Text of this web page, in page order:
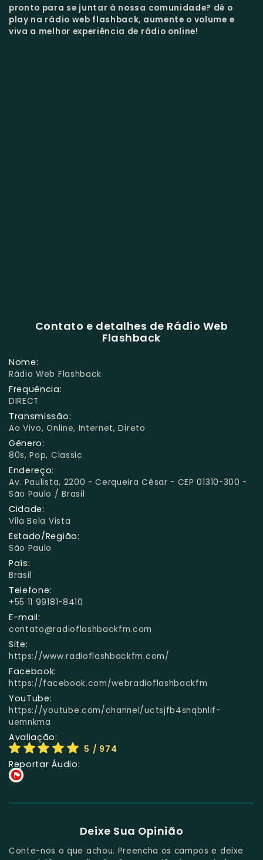
pronto para se juntar à nossa comunidade? dê o
play na rádio web flashback, aumente o volume e
viva a melhor experiência de rádio online!
Contato e detalhes de Rádio Web
Flashback
Nome:
Rádio Web Flashback
Frequência:
DIRECT
Transmissão:
Ao Vivo, Online, Internet, Direto
Gênero:
80s, Pop, Classic
Endereço:
Av. Paulista, 2200 - Cerqueira César - CEP 01310-300 -
São Paulo / Brasil
Cidade:
Vila Bela Vista
Estado/Região:
São Paulo
País:
Brasil
Telefone:
+55 11 99181-8410
E-mail:
contato@radioflashbackfm.com
Site:
https://www.radioflashbackfm.com/
Facebook:
https://facebook.com/webradioflashbackfm
YouTube:
https://youtube.com/channel/uctsjfb4snqbnlif-
uemnkma
Avaliação:
5 / 974
Reportar Áudio:
Deixe Sua Opinião
Conte-nos o que achou. Preencha os campos e deixe